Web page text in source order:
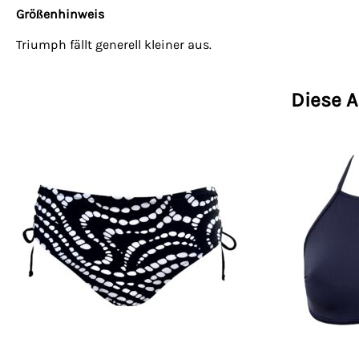
Größenhinweis
Triumph fällt generell kleiner aus.
Diese